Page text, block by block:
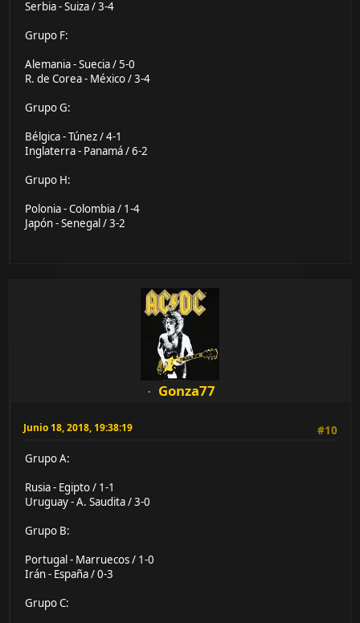
Serbia - Suiza / 3-4
Grupo F:
Alemania - Suecia / 5-0
R. de Corea - México / 3-4
Grupo G:
Bélgica - Túnez / 4-1
Inglaterra - Panamá / 6-2
Grupo H:
Polonia - Colombia / 1-4
Japón - Senegal / 3-2
Gonza77
Junio 18, 2018, 19:38:19
#10
Grupo A:
Rusia - Egipto / 1-1
Uruguay - A. Saudita / 3-0
Grupo B:
Portugal - Marruecos / 1-0
Irán - España / 0-3
Grupo C: